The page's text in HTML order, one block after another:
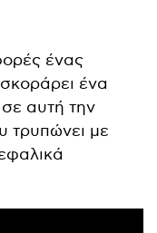
ένας
ένα
αυτή την
τρυπώνει με